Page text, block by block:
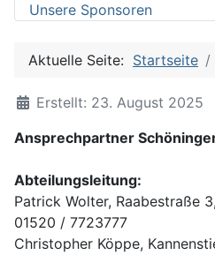
Unsere Sponsoren
Aktuelle Seite: Startseite
DetailsErstellt: 23. August 2025
Ansprechpartner
Abteilungsleitung:
Patrick Wolter, Raabestraße
01520 / 7723777
Christopher Köppe,